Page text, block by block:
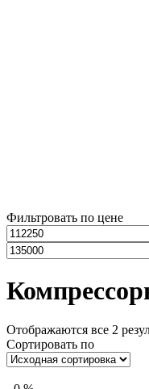
Фильтровать по цене
Отображаются все 2
Сортировать по